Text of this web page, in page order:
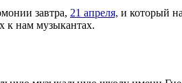
завтра, 21 апреля, и который
к нам музыкантах.